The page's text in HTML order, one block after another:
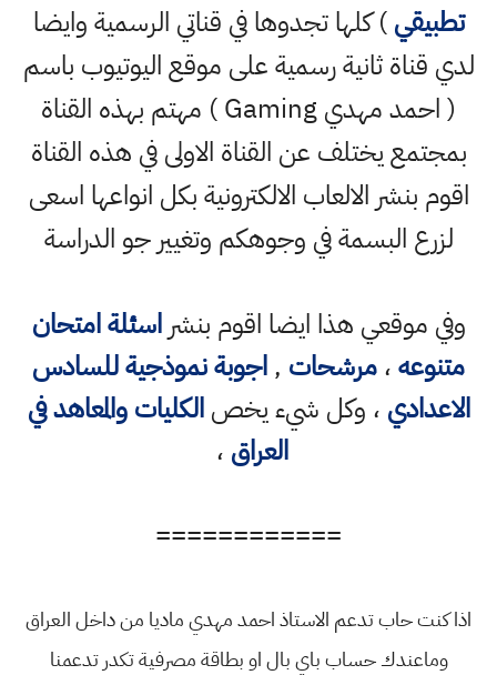
تطبيقي) كلها تجدوها في قناتي الرسمية وايضا
لدي قناة ثانية رسمية على موقع اليوتيوب باسم
( احمد مهدي Gaming ) مهتم بهذه القناة
بمجتمع يختلف عن القناة الاولى في هذه القناة
اقوم بنشر الالعاب الالكترونية بكل انواعها اسعى
لزرع البسمة في وجوهكم وتغيير جو الدراسة
وفي موقعي هذا ايضا اقوم بنشراسئلة امتحان
متنوعه،مرشحات ,اجوبة نموذجية للسادس
الاعدادي ، وكل شيء يخصالكليات والمعاهد في
العراق ،
============
اذا كنت حاب تدعم الاستاذ احمد مهدي ماديا من داخل العراق
وماعندك حساب باي بال او بطاقة مصرفية تكدر تدعمنا